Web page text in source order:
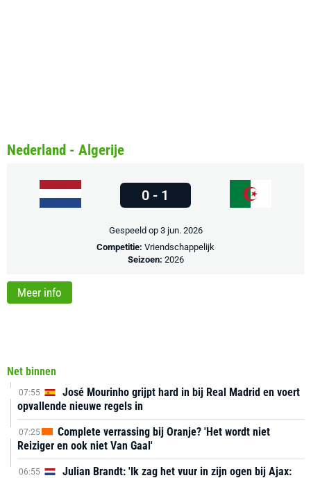
Net binnen
07:55
José Mourinho grijpt hard in bij Real Madrid en voert
opvallende nieuwe regels in
07:25
Complete verrassing bij Oranje? 'Het wordt niet
Reiziger en ook niet Van Gaal'
06:55 Julian Brandt: 'Ik zag het vuur in zijn ogen bij Ajax:
Nederland - Algerije
0 - 1
Gespeeld op 3 jun. 2026
Competitie: Vriendschappelijk
Seizoen: 2026
Meer info